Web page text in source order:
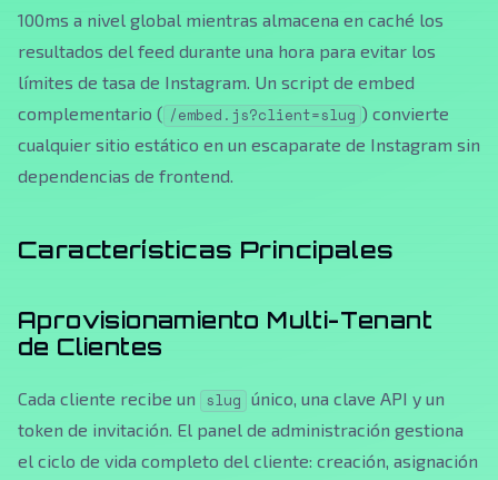
100ms a nivel global mientras almacena en caché los
resultados del feed durante una hora para evitar los
límites de tasa de Instagram. Un script de embed
complementario ( /embed.js?client=slug ) convierte
cualquier sitio estático en un escaparate de Instagram sin
dependencias de frontend.
Características Principales
Aprovisionamiento Multi-Tenant
de Clientes
Cada cliente recibe un slug único, una clave API y un
token de invitación. El panel de administración gestiona
el ciclo de vida completo del cliente: creación, asignación